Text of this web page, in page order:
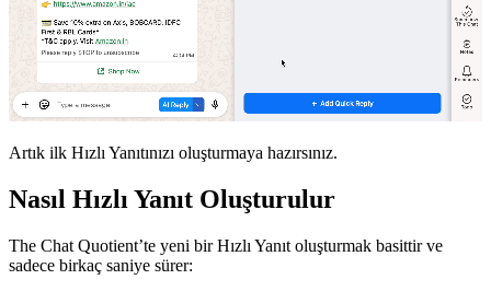
Artık ilk Hızlı Yanıtınızı oluşturmaya hazırsınız.
Nasıl Hızlı Yanıt Oluşturulur
The Chat Quotient’te yeni bir Hızlı Yanıt oluşturmak basittir ve
sadece birkaç saniye sürer: